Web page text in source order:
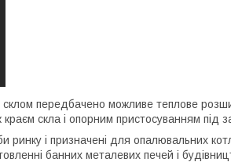
склом передбачено можливе теплове
скла і опорним пристосуванням під
ринку і призначені для опалювальних
банних металевих печей і